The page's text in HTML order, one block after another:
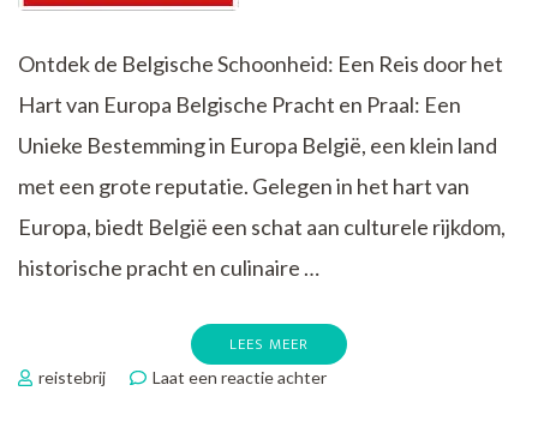
Ontdek de Belgische Schoonheid: Een Reis door het
Hart van Europa Belgische Pracht en Praal: Een
Unieke Bestemming in Europa België, een klein land
met een grote reputatie. Gelegen in het hart van
Europa, biedt België een schat aan culturele rijkdom,
historische pracht en culinaire …
LEES MEER
reistebrij Laat een reactie achterop